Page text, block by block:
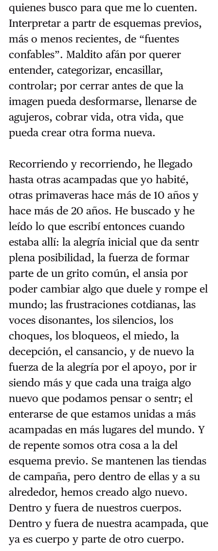
quienes busco para que me lo cuenten.
Interpretar a partr de esquemas previos,
más o menos recientes, de “fuentes
confables”. Maldito afán por querer
entender, categorizar, encasillar,
controlar; por cerrar antes de que la
imagen pueda desformarse, llenarse de
agujeros, cobrar vida, otra vida, que
pueda crear otra forma nueva.
Recorriendo y recorriendo, he llegado
hasta otras acampadas que yo habité,
otras primaveras hace más de 10 años y
hace más de 20 años. He buscado y he
leído lo que escribí entonces cuando
estaba allí: la alegría inicial que da sentr
plena posibilidad, la fuerza de formar
parte de un grito común, el ansia por
poder cambiar algo que duele y rompe el
mundo; las frustraciones cotdianas, las
voces disonantes, los silencios, los
choques, los bloqueos, el miedo, la
decepción, el cansancio, y de nuevo la
fuerza de la alegría por el apoyo, por ir
siendo más y que cada una traiga algo
nuevo que podamos pensar o sentr; el
enterarse de que estamos unidas a más
acampadas en más lugares del mundo. Y
de repente somos otra cosa a la del
esquema previo. Se mantenen las tiendas
de campaña, pero dentro de ellas y a su
alrededor, hemos creado algo nuevo.
Dentro y fuera de nuestros cuerpos.
Dentro y fuera de nuestra acampada, que
ya es cuerpo y parte de otro cuerpo.